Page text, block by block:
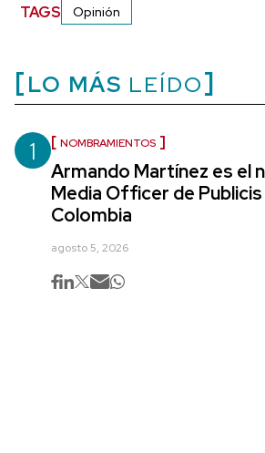
TAGS Opinión
LO MÁS LEÍDO
1 NOMBRAMIENTOS
Armando Martínez es el
Media Officer de Publicis
Colombia
agosto 5, 2026